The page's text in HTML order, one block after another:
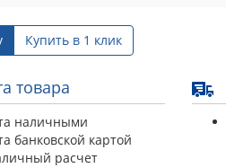
Купить в 1 клик
товара
наличными
банковской картой
расчет